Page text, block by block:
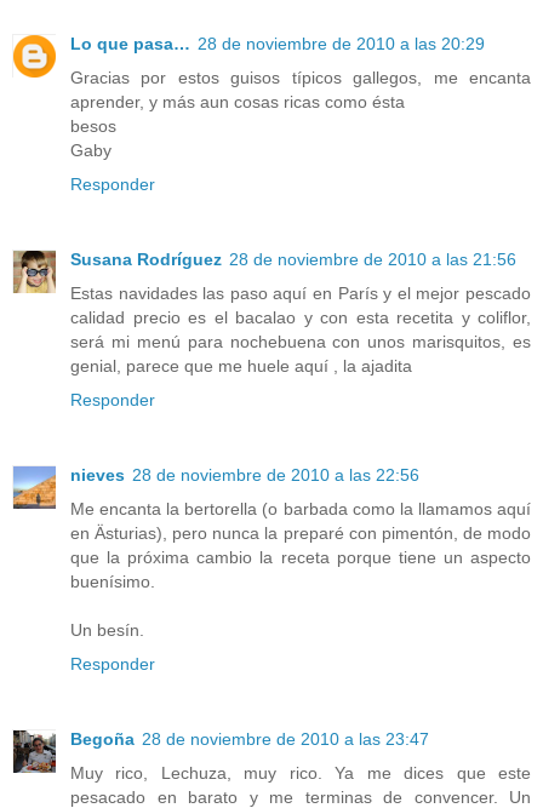
Lo que pasa… 28 de noviembre de 2010 a las 20:29
Gracias por estos guisos típicos gallegos, me encanta
aprender, y más aun cosas ricas como ésta
besos
Gaby
Responder
Susana Rodríguez 28 de noviembre de 2010 a las 21:56
Estas navidades las paso aquí en París y el mejor pescado
calidad precio es el bacalao y con esta recetita y coliflor,
será mi menú para nochebuena con unos marisquitos, es
genial, parece que me huele aquí , la ajadita
Responder
nieves 28 de noviembre de 2010 a las 22:56
Me encanta la bertorella (o barbada como la llamamos aquí
en Ästurias), pero nunca la preparé con pimentón, de modo
que la próxima cambio la receta porque tiene un aspecto
buenísimo.
Un besín.
Responder
Begoña 28 de noviembre de 2010 a las 23:47
Muy rico, Lechuza, muy rico. Ya me dices que este
pesacado en barato y me terminas de convencer. Un